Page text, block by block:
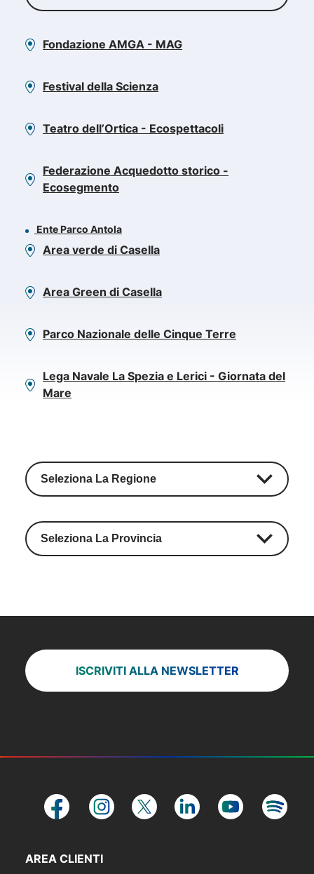
Liguria
Emilia Romagna
Campania
Fondazione AMGA - MAG
Festival della Scienza
Teatro dell’Ortica - Ecospettacoli
Federazione Acquedotto storico -
Ecosegmento
Ente Parco Antola
Area verde di Casella
Area Green di Casella
Parco Nazionale delle Cinque Terre
Lega Navale La Spezia e Lerici - Giornata del
Mare
Seleziona La Regione
Seleziona La Provincia
ISCRIVITI ALLA NEWSLETTER
AREA CLIENTI